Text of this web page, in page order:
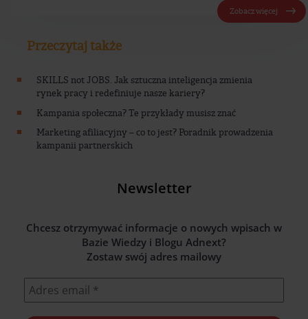
Zobacz więcej
Przeczytaj także
SKILLS not JOBS. Jak sztuczna inteligencja zmienia
rynek pracy i redefiniuje nasze kariery?
Kampania społeczna? Te przykłady musisz znać
Marketing afiliacyjny – co to jest? Poradnik prowadzenia
kampanii partnerskich
Newsletter
Chcesz otrzymywać informacje o nowych wpisach w
Bazie Wiedzy i Blogu Adnext?
Zostaw swój adres mailowy